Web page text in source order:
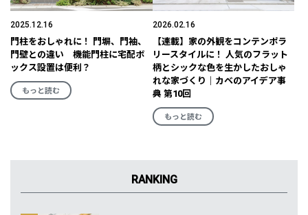
2025.12.16
門柱をおしゃれに！ 門塀、門袖、
門壁との違い 機能門柱に宅配ボ
ックス設置は便利？
もっと読む
2026.02.16
【連載】家の外観をコンテンポラ
リースタイルに！ 人気のフラット
柄とシックな色を生かしたおしゃ
れな家づくり｜カベのアイデア事
典 第10回
もっと読む
RANKING